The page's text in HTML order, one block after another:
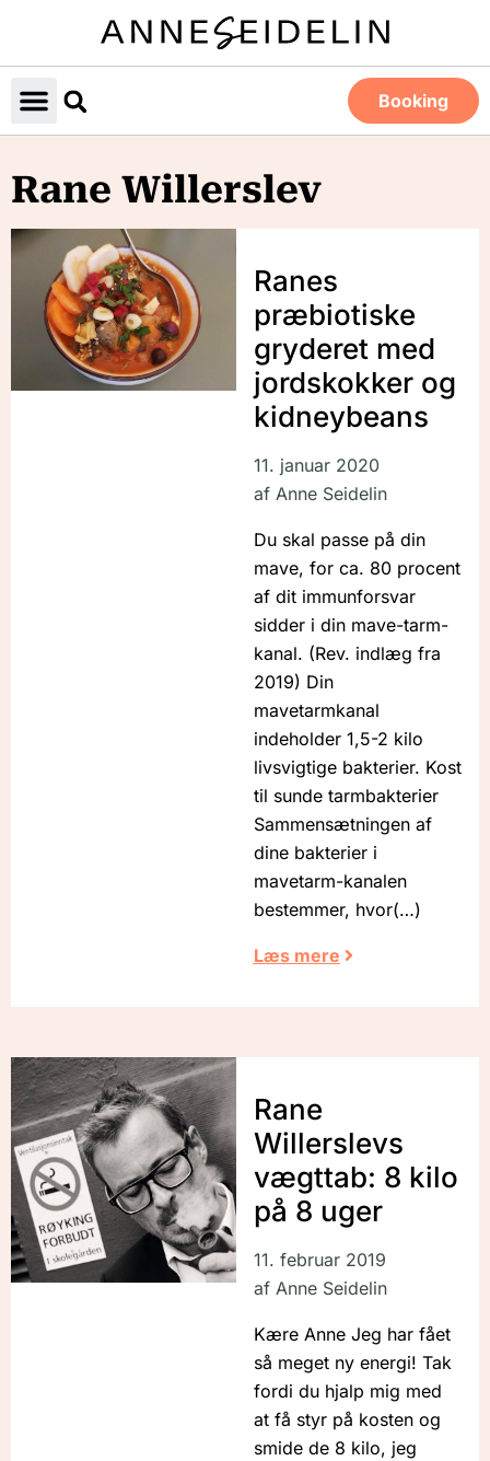
Booking
Rane Willerslev
Ranes
præbiotiske
gryderet med
jordskokker og
kidneybeans
11. januar 2020
afAnne Seidelin
Du skal passe på din
mave, for ca. 80 procent
af dit immunforsvar
sidder i din mave-tarm-
kanal. (Rev. indlæg fra
2019) Din
mavetarmkanal
indeholder 1,5-2 kilo
livsvigtige bakterier. Kost
til sunde tarmbakterier
Sammensætningen af
dine bakterier i
mavetarm-kanalen
bestemmer, hvor
Læs mere
Rane
Willerslevs
vægttab: 8 kilo
på 8 uger
11. februar 2019
afAnne Seidelin
Kære Anne Jeg har fået
så meget ny energi! Tak
fordi du hjalp mig med
at få styr på kosten og
smide de 8 kilo, jeg